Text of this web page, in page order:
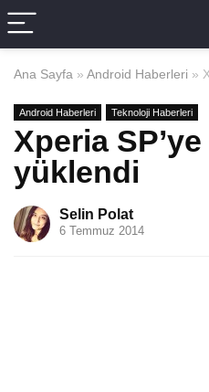
Ana Sayfa » Android Haberleri »
Android Haberleri Teknoloji Haberleri
Xperia
yüklendi
Selin Polat
6 Temmuz 2014